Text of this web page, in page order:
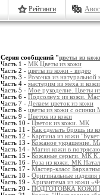
Рейтинги
Серия сообщений "цветы из
Часть 1 - МК Цветы из кожи
Часть 2 - цветы из кожи - видео
Часть 3 - Розочка из натуральной
Часть 4 - мастерим из меха и
Часть 5 - Мое рукоделие. Цветы
Часть 6 - Подсолнух из кожи.
Часть 7 - Делаем цветок из кожи
Часть 8 - цветы из кожи с осинки
Часть 9 - Цветок из кожи
Часть 10 - Цветок из кожи. МК
Часть 11 - Как сделать брошь из
Часть 12 - Картина из кожи
Часть 13 - Кожаное украшение.
Часть 14 - Магия кожи в
Часть 15 - Кожаные серьги. МК К
Часть 16 - Роза из кожи. МК
Часть 17 - Мастер-класс
Часть 18 - Оригинальные изделия
Часть 19 - Хризантема из кожи
Часть 20 - ПОДГОТОВКА КОЖИ